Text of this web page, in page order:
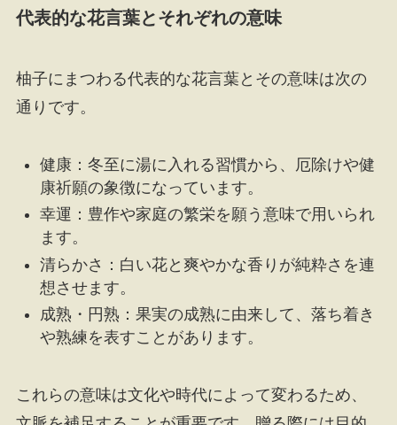
代表的な花言葉とそれぞれの意味
柚子にまつわる代表的な花言葉とその意味は次の
通りです。
健康：冬至に湯に入れる習慣から、厄除けや健
康祈願の象徴になっています。
幸運：豊作や家庭の繁栄を願う意味で用いられ
ます。
清らかさ：白い花と爽やかな香りが純粋さを連
想させます。
成熟・円熟：果実の成熟に由来して、落ち着き
や熟練を表すことがあります。
これらの意味は文化や時代によって変わるため、